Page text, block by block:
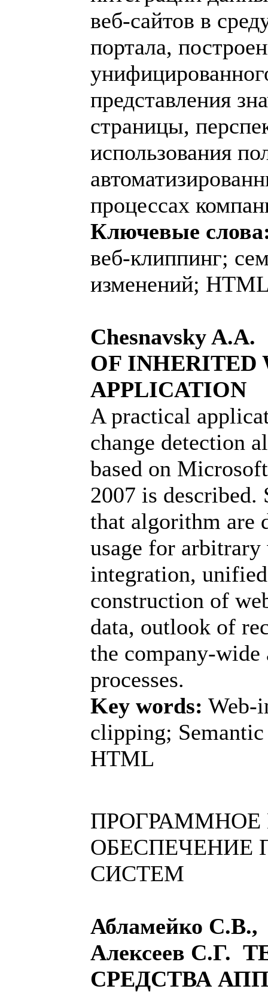
веб-сайтов в
портала,
представления
страницы,
использования
процессах
Ключевые
веб-клиппинг;
изменений;
Chesnavsky
OF INHERITED
APPLICATION
A practical
change detection
based on
2007 is described.
that algorithm are
usage for arbitrary
integration,
construction of
data, outlook of
the company-wide
processes.
Key words: Web-
clipping;
HTML
ПРОГРАММНОЕ
ОБЕСПЕЧЕНИЕ
СИСТЕМ
Абламейко
Алексеев С.Г.
СРЕДСТВА